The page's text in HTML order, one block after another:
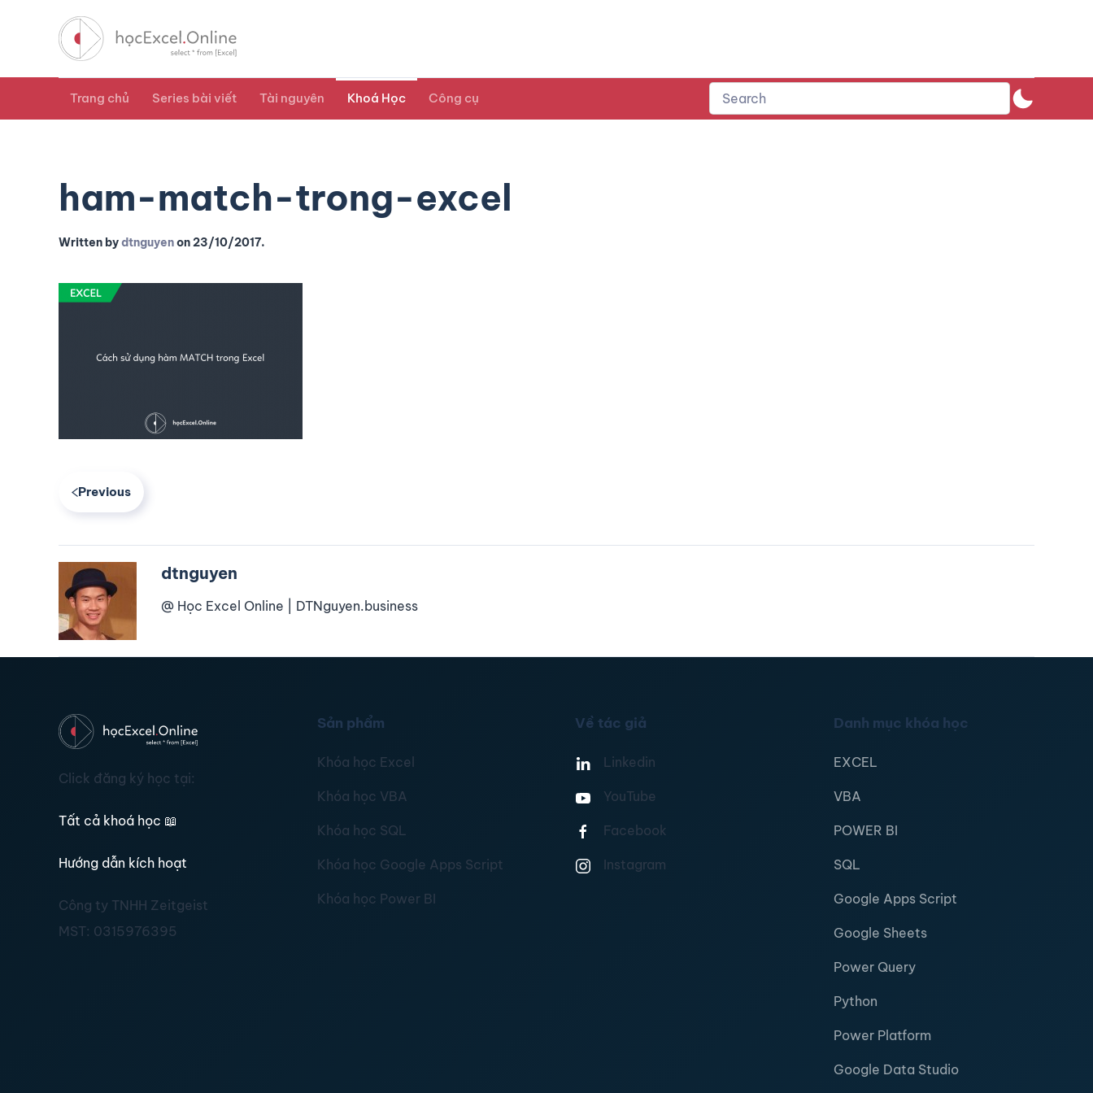
Trang chủ Series bài viết Tài nguyên Khoá Học Công cụ
ham-match-trong-excel
Written bydtnguyenon23/10/2017.
Previous
dtnguyen
@ Học Excel Online | DTNguyen.business
Click đăng ký học tại:
Tất cả khoá học 📖
Hướng dẫn kích hoạt
Công ty TNHH Zeitgeist
MST: 0315976395
Sản phẩm
Khóa học Excel
Khóa học VBA
Khóa học SQL
Khóa học Google Apps Script
Khóa học Power BI
Về tác giả
Linkedin
YouTube
Facebook
Instagram
Danh mục khóa học
EXCEL
VBA
POWER BI
SQL
Google Apps Script
Google Sheets
Power Query
Python
Power Platform
Google Data Studio